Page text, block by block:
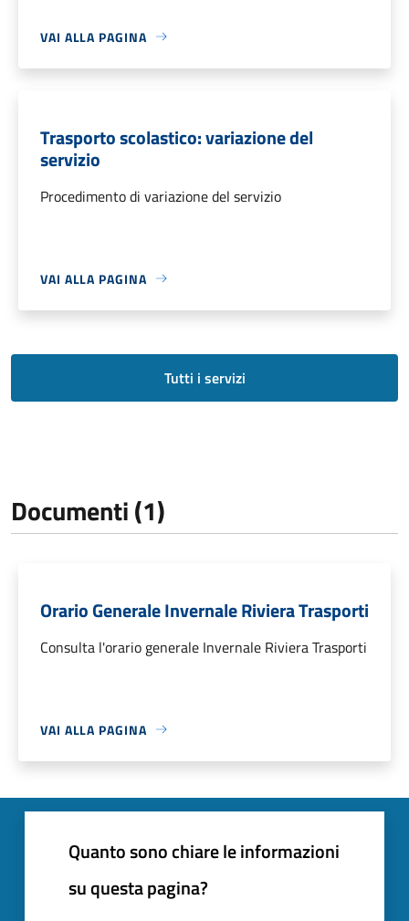
VAI ALLA PAGINA
Trasporto scolastico: variazione del
servizio
Procedimento di variazione del servizio
VAI ALLA PAGINA
Tutti i servizi
Documenti (1)
Orario Generale Invernale Riviera Trasporti
Consulta l'orario generale Invernale Riviera Trasporti
VAI ALLA PAGINA
Quanto sono chiare le informazioni
su questa pagina?